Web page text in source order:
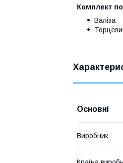
Комплект
Валіза
Основні
Виробник